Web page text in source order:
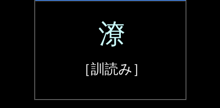
潦
［訓読み］